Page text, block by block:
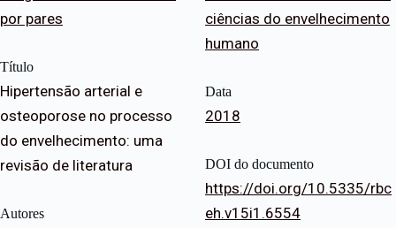
por pares
Título
Hipertensão arterial e
osteoporose no processo
do envelhecimento: uma
revisão de literatura
Autores
ciências do envelhecimento
humano
Data
2018
DOI do documento
https://doi.org/10.5335/rbc
eh.v15i1.6554